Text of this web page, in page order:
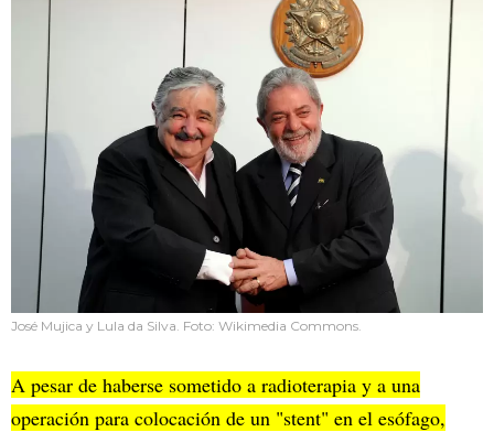
José Mujica y Lula da Silva. Foto: Wikimedia Commons.
A pesar de haberse sometido a radioterapia y a una
operación para colocación de un "stent" en el esófago,